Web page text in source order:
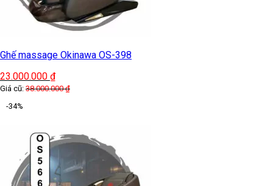
Ghế massage Okinawa OS-398
23.000.000 ₫
Giá cũ: 38.000.000₫
-34%